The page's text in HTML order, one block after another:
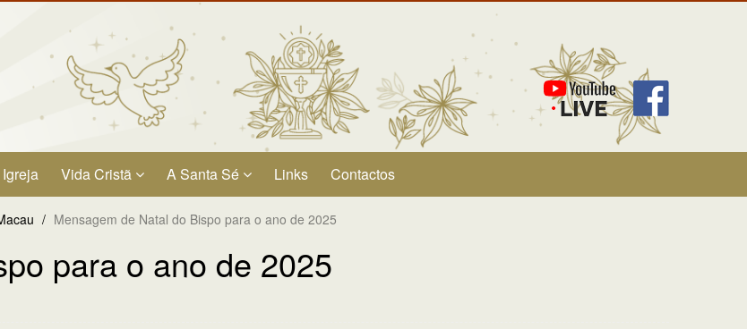
Igreja Vida Cristã A Santa Sé Links Contactos
/ Mensagem de Natal do Bispo para o ano de 2025
para o ano de 2025